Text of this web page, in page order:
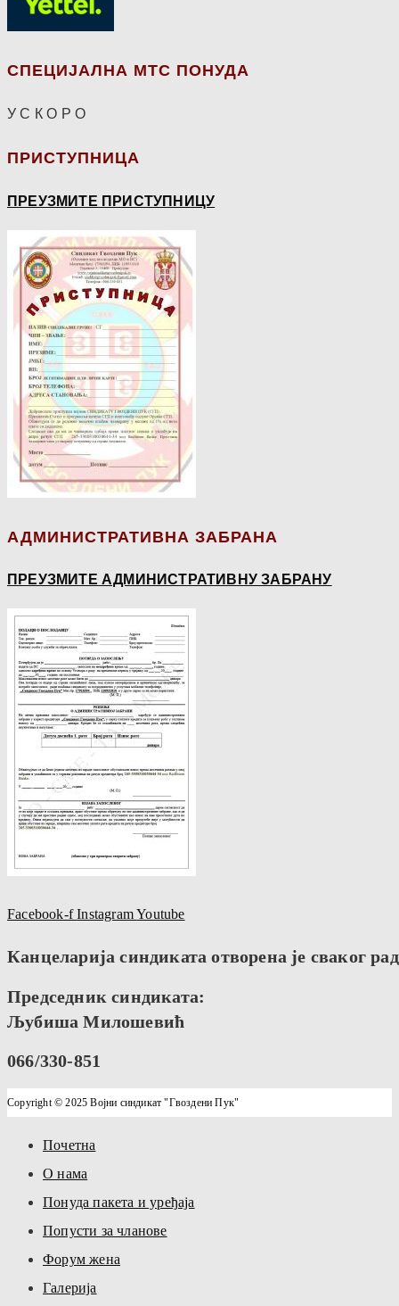
СПЕЦИЈАЛНА МТС ПОНУДА
У С К О Р О
ПРИСТУПНИЦА
ПРЕУЗМИТЕ ПРИСТУПНИЦУ
АДМИНИСТРАТИВНА ЗАБРАНА
ПРЕУЗМИТЕ АДМИНИСТРАТИВНУ ЗАБРАНУ
Facebook-f InstagramYoutube
Канцеларија синдиката отворена је сваког
Председник синдиката:
Љубиша Милошевић
066/330-851
Copyright © 2025 Војни синдикат "Гвоздени Пук"
Почетна
О нама
Понуда пакета и уређаја
Попусти за чланове
Форум жена
Галерија